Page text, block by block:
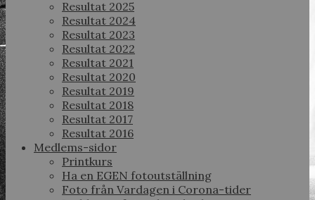
Resultat 2025
Resultat 2024
Resultat 2023
Resultat 2022
Resultat 2021
Resultat 2020
Resultat 2019
Resultat 2018
Resultat 2017
Resultat 2016
Medlems-sidor
Printkurs
Ha en EGEN fotoutställning
Foto från Vardagen i Corona-tider